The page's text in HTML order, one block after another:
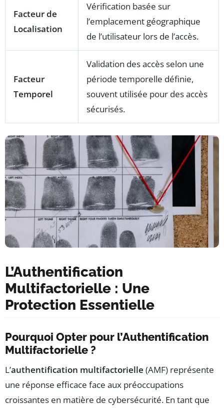
Facteur de
Localisation
Vérification basée sur
l’emplacement géographique
de l’utilisateur lors de l’accès.
Facteur
Temporel
Validation des accès selon une
période temporelle définie,
souvent utilisée pour des accès
sécurisés.
L’Authentification
Multifactorielle : Une
Protection Essentielle
Pourquoi Opter pour l’Authentification
Multifactorielle ?
L’authentification multifactorielle (AMF) représente
une réponse efficace face aux préoccupations
croissantes en matière de cybersécurité. En tant que